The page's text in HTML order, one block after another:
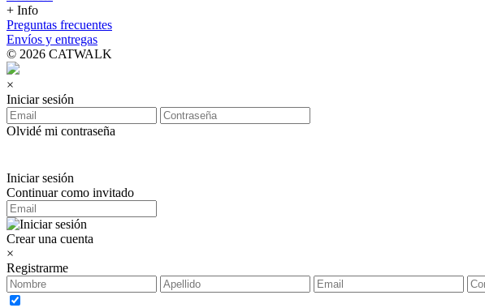
+ Info
Preguntas frecuentes
Envíos y entregas
© 2026 CATWALK
×
Iniciar sesión
Olvidé mi contraseña
Iniciar sesión
Continuar como invitado
Crear una cuenta
×
Registrarme